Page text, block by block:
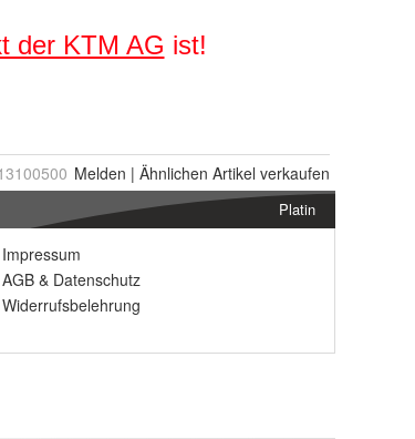
Melden | Ähnlichen Artikel verkaufen
Platin
Impressum
AGB & Datenschutz
Widerrufsbelehrung